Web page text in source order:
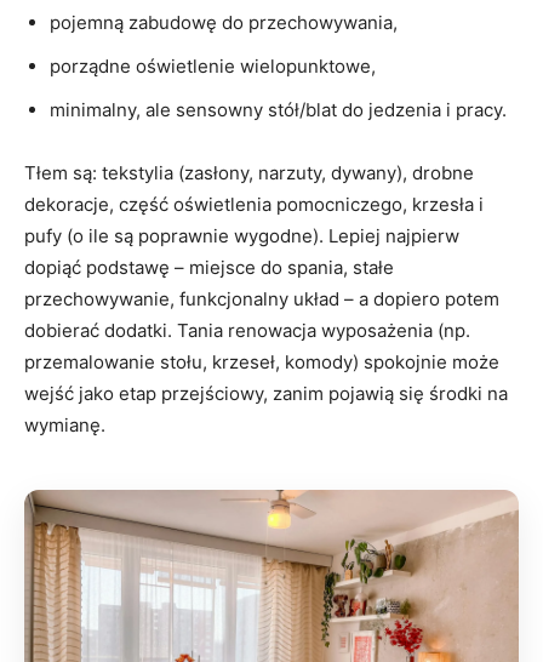
pojemną zabudowę do przechowywania,
porządne oświetlenie wielopunktowe,
minimalny, ale sensowny stół/blat do jedzenia i pracy.
Tłem są: tekstylia (zasłony, narzuty, dywany), drobne
dekoracje, część oświetlenia pomocniczego, krzesła i
pufy (o ile są poprawnie wygodne). Lepiej najpierw
dopiąć podstawę – miejsce do spania, stałe
przechowywanie, funkcjonalny układ – a dopiero potem
dobierać dodatki. Tania renowacja wyposażenia (np.
przemalowanie stołu, krzeseł, komody) spokojnie może
wejść jako etap przejściowy, zanim pojawią się środki na
wymianę.